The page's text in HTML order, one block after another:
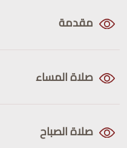
مقدمة
صلاة المساء
صلاة الصباح